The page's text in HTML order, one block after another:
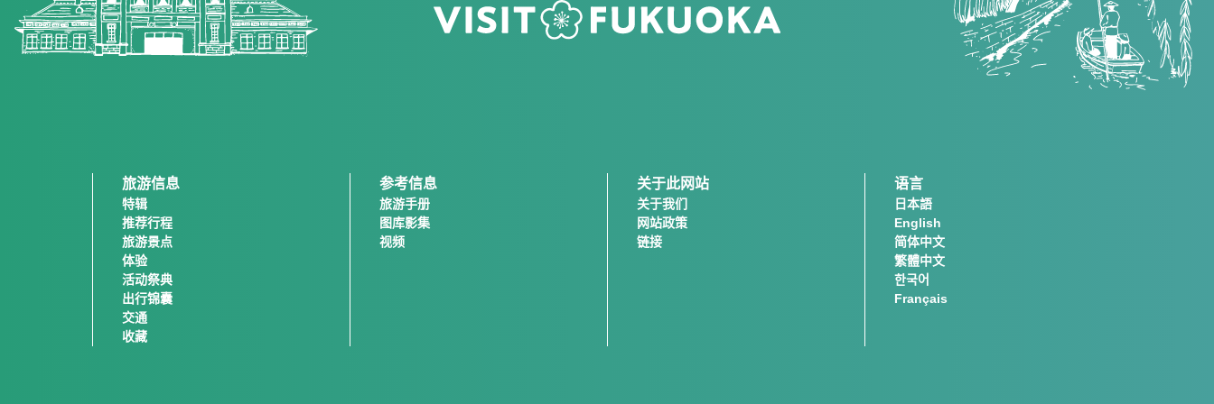
旅游信息
特辑
推荐行程
旅游景点
体验
活动祭典
出行锦囊
交通
收藏
参考信息
旅游手册
图库影集
视频
关于此网站
关于我们
网站政策
链接
语言
日本語
English
简体中文
繁體中文
한국어
Français